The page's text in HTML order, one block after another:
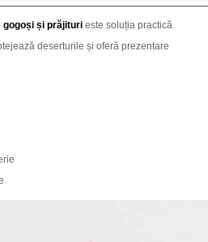
gogoși și prăjituri este soluția practică
deserturile și oferă prezentare